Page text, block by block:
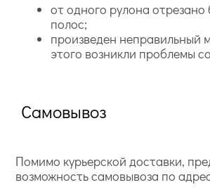
от одного рулона отрезано
полос;
произведен неправильный
этого возникли проблемы
Самовывоз
Помимо курьерской доставки,
возможность самовывоза по